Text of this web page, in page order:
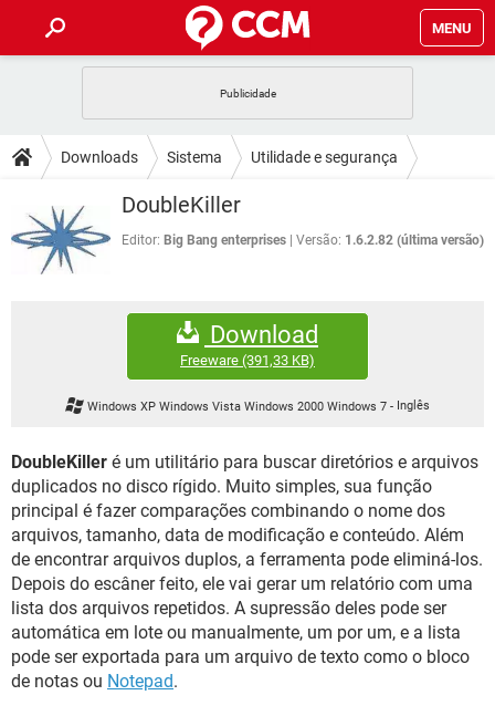
MENU
CELULAR FACEBOOK
INSTAGRAM GMAIL
GUIA DE COMPRAS
DICAS
JOGOS
CELULAR
OUTLOOK
JOGOS WHATSAPP
CELULAR
EXCEL
GMAIL
FÓRUM
FACEBOOK
EXCEL
INSTAGRAM GMAIL
WHATSAPP
INSTAGRAM GMAIL
GUIA DE COMPRAS
Downloads Sistema Utilidade e segurança
DoubleKiller
Editor: Big Bang enterprises Versão: 1.6.2.82 (última versão)
Download
Freeware (391,33 KB)
Windows XP Windows Vista Windows 2000 Windows 7- Inglês
DoubleKiller é um utilitário para buscar diretórios e arquivos
duplicados no disco rígido. Muito simples, sua função
principal é fazer comparações combinando o nome dos
arquivos, tamanho, data de modificação e conteúdo. Além
de encontrar arquivos duplos, a ferramenta pode eliminá-los.
Depois do escâner feito, ele vai gerar um relatório com uma
lista dos arquivos repetidos. A supressão deles pode ser
automática em lote ou manualmente, um por um, e a lista
pode ser exportada para um arquivo de texto como o bloco
de notas ou Notepad.